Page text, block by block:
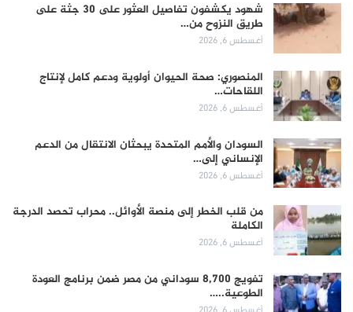
شهود يكشفون تفاصيل العثور على 30 جثة على
طريق النزوح من…
أغسطس 6, 2026
المنصوري: صحة الحيوان أولوية ودعم كامل لإنتاج
اللقاحات…
أغسطس 6, 2026
السودان والأمم المتحدة يبحثان الانتقال من الدعم
الإنساني إلى…
أغسطس 6, 2026
من قلب الخطر إلى منصة الأوائل.. محراب تحصد الدرجة
الكاملة
أغسطس 6, 2026
تفويج 8,700 سوداني من مصر ضمن برنامج العودة
الطوعية..…